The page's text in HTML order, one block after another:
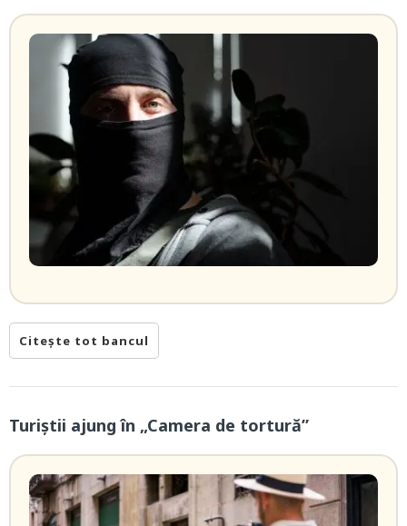
Citește tot bancul
Turiștii ajung în „Camera de tortură”